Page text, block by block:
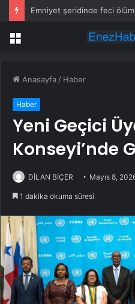
Menü
Anasayfa / Haber
Haber
Yeni Geçici
Konseyi’nde
DİLAN BİÇER Mayıs 8,
1 dakika okuma süresi